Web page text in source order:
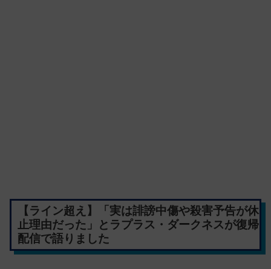
【ライン超え】「実は誹謗中傷や殺害予告が休
止理由だった」とラプラス・ダークネスが復帰
配信で語りました